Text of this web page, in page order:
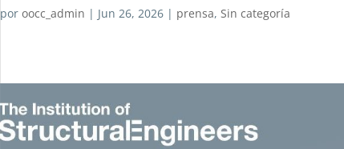
poroocc_admin | Jun 26, 2026 | prensa, Sin categoría